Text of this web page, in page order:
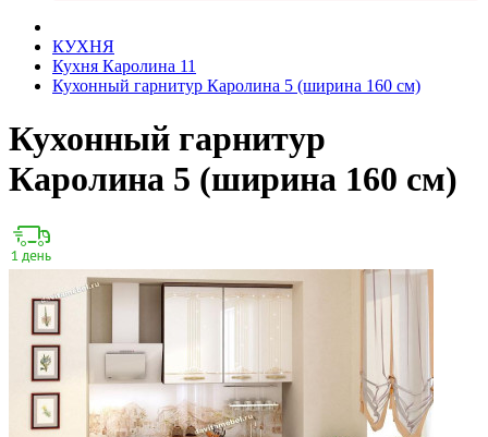
КУХНЯ
Кухня Каролина 11
Кухонный гарнитур Каролина 5 (ширина 160 см)
Кухонный гарнитур
Каролина 5 (ширина 160 см)